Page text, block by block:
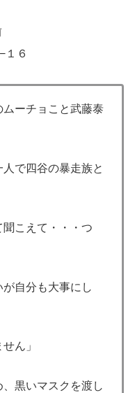
１６
ーチョこと武藤泰
で四谷の暴走族と
こえて・・・つ
自分も大事にし
ん」
黒いマスクを渡し